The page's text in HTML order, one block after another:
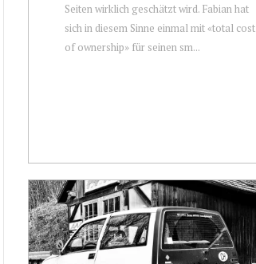
Seiten wirklich geschätzt wird. Fabian hat
sich in diesem Sinne einmal mit «total cost
of ownership» für seinen sm...